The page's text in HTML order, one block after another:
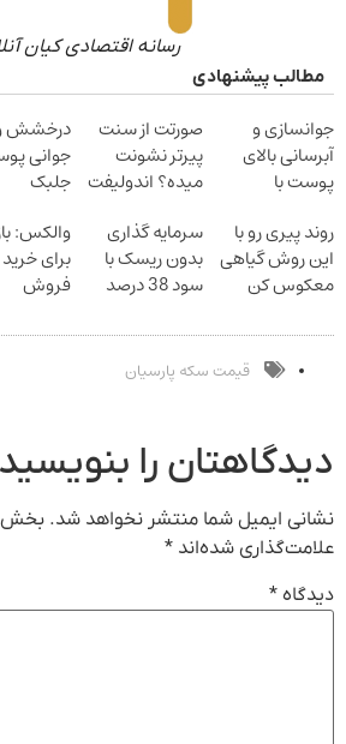
رسانه اقتصادی کیان
مطالب پیشنهادی
جوانسازی و
آبرسانی بالای
پوست با
صورتت از سنت
پیرتر نشونت
میده؟ اندولیفت
درخشش
جوانی
جلبک
خرید
تخفیف
روند پیری رو با
این روش گیاهی
معکوس کن
سرمایه گذاری
بدون ریسک با
سود 38 درصد
والکس:
برای
فروش
دیجیتال
قیمت سکه پارسیان
دیدگاهتان را بنویسید
نشانی ایمیل شما منتشر نخواهد شد.
علامت‌گذاری شده‌اند *
دیدگاه *